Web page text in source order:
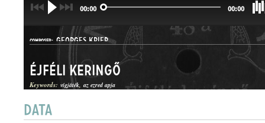
00:00 00:00
COMPOSER: GEORGES KRIER
Éjféli keringő
Keywords: vígjáték az ezred apja